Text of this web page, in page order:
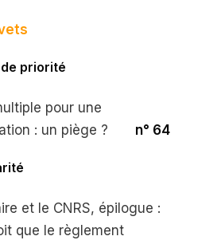
priorité
pour une
: un piège ?
n° 64
et le CNRS, épilogue :
que le règlement